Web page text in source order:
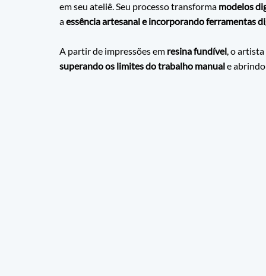
em seu ateliê. Seu processo transforma modelos
a essência artesanal e incorporando ferramentas
A partir de impressões em resina fundível, o
superando os limites do trabalho manual e